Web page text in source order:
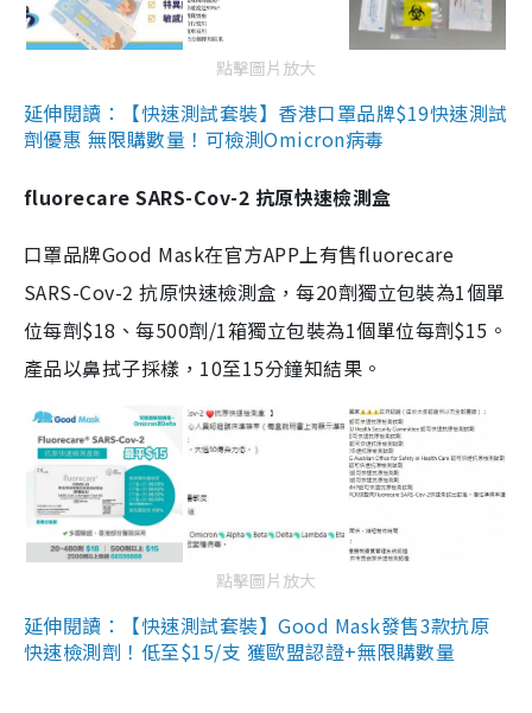
點擊圖片放大
延伸閱讀：【快速測試套裝】香港口罩品牌$19快速測試
劑優惠 無限購數量！可檢測Omicron病毒
fluorecare SARS-Cov-2 抗原快速檢測盒
口罩品牌Good Mask在官方APP上有售fluorecare
SARS-Cov-2 抗原快速檢測盒，每20劑獨立包裝為1個單
位每劑$18、每500劑/1箱獨立包裝為1個單位每劑$15。
產品以鼻拭子採樣，10至15分鐘知結果。
點擊圖片放大
延伸閱讀：【快速測試套裝】Good Mask發售3款抗原
快速檢測劑！低至$15/支 獲歐盟認證+無限購數量